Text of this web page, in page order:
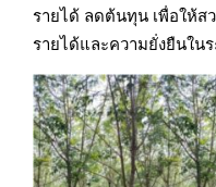
รายได้ ลดต้นทุน เพื่อให้ส
รายได้และความยั่งยืนใน